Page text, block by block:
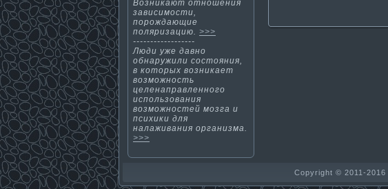
Возникают отношения
зависимости­,
порождающие
поляризацию. >>>
------------------
Люди уже давно
обнаружили состояния,
в которых возникает
возможность
целенаправленного
использования
возможностей мозга и
психики для
налаживания организма­.
>>>
Copyright © 2011-2016